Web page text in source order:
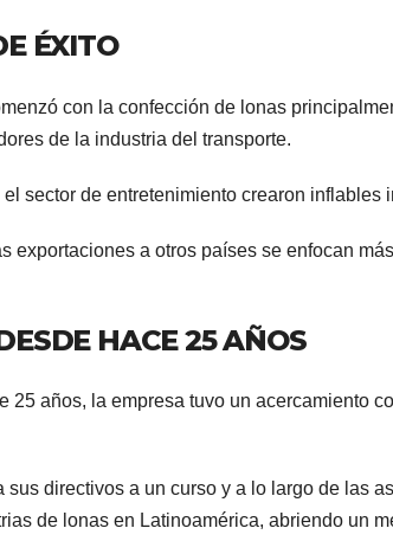
ÉXITO
con la confección de lonas
de la industria del transporte.
el sector de entretenimiento crearon inflables
exportaciones a otros países se enfocan
HACE 25 AÑOS
25 años, la empresa tuvo un acercamiento
sus directivos a un curso y a lo largo de las
de lonas en Latinoamérica, abriendo un